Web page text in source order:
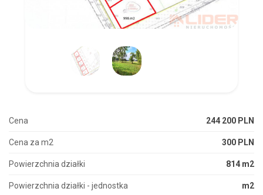
Cena 244 200 PLN
Cena za m2 300 PLN
Powierzchnia działki 814 m2
Powierzchnia działki - jednostka m2